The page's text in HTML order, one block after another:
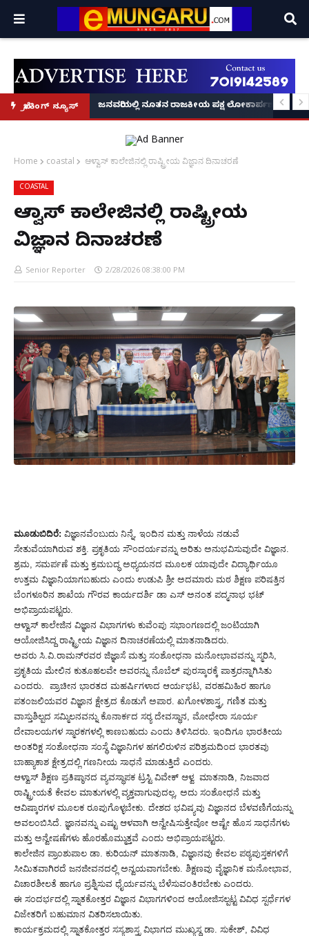
ಬ್ರೇಕಿಂಗ್ ನ್ಯೂಸ್
ಕಥೆ!
8 ಅಡಿಗೂ ಹೆಚ್ಚು ಉದ್ದದ ಕೂದಲು ಬೆಳೆಸಿ ಗಿನ್ನಿಸ್ ವಿಶ್ವ ದಾಖಲೆ ಬರೆದ ಭಾರತದ ರೇಣು
ಜನವರಿಯಲ್ಲಿ ನೂತನ ರಾಜಕೀಯ ಪಕ್ಷ ಲೋಕಾರ್ಪಣೆ – ನಟ
Home coastal ಆಳ್ವಾಸ್ ಕಾಲೇಜಿನಲ್ಲಿ ರಾಷ್ಟ್ರೀಯ ವಿಜ್ಞಾನ ದಿನಾಚರಣೆ
COASTAL
ಆಳ್ವಾಸ್ ಕಾಲೇಜಿನಲ್ಲಿ ರಾಷ್ಟ್ರೀಯ
ವಿಜ್ಞಾನ ದಿನಾಚರಣೆ
Senior Reporter 2/28/2026 08:38:00 PM
ಮೂಡುಬಿದಿರೆ: ವಿಜ್ಞಾನವೆಂಬುದು ನಿನ್ನೆ, ಇಂದಿನ ಮತ್ತು ನಾಳೆಯ ನಡುವೆ
ಸೇತುವೆಯಾಗಿರುವ ಶಕ್ತಿ. ಪ್ರಕೃತಿಯ ಸೌಂದರ್ಯವನ್ನು ಅರಿತು ಅನುಭವಿಸುವುದೇ ವಿಜ್ಞಾನ.
ಶ್ರಮ, ಸಮರ್ಪಣೆ ಮತ್ತು ಕ್ರಮಬದ್ಧ ಅಧ್ಯಯನದ ಮೂಲಕ ಯಾವುದೇ ವಿದ್ಯಾರ್ಥಿಯೂ
ಉತ್ತಮ ವಿಜ್ಞಾನಿಯಾಗಬಹುದು ಎಂದು ಉಡುಪಿ ಶ್ರೀ ಅದಮಾರು ಮಠ ಶಿಕ್ಷಣ ಪರಿಷತ್ತಿನ
ಬೆಂಗಳೂರಿನ ಶಾಖೆಯ ಗೌರವ ಕಾರ್ಯದರ್ಶಿ ಡಾ ಎಸ್ ಅನಂತ ಪದ್ಮನಾಭ ಭಟ್
ಅಭಿಪ್ರಾಯಪಟ್ಟರು.
ಆಳ್ವಾಸ್ ಕಾಲೇಜಿನ ವಿಜ್ಞಾನ ವಿಭಾಗಗಳು ಕುವೆಂಪು ಸಭಾಂಗಣದಲ್ಲಿ ಜಂಟಿಯಾಗಿ
ಆಯೋಜಿಸಿದ್ದ ರಾಷ್ಟ್ರೀಯ ವಿಜ್ಞಾನ ದಿನಾಚರಣೆಯಲ್ಲಿ ಮಾತನಾಡಿದರು.
ಅವರು ಸಿ.ವಿ.ರಾಮನ್‌ರವರ ಜಿಜ್ಞಾಸೆ ಮತ್ತು ಸಂಶೋಧನಾ ಮನೋಭಾವವನ್ನು ಸ್ಮರಿಸಿ,
ಪ್ರಕೃತಿಯ ಮೇಲಿನ ಕುತೂಹಲವೇ ಅವರನ್ನು ನೊಬೆಲ್ ಪುರಸ್ಕಾರಕ್ಕೆ ಪಾತ್ರರನ್ನಾಗಿಸಿತು
ಎಂದರು. ಪ್ರಾಚೀನ ಭಾರತದ ಮಹರ್ಷಿಗಳಾದ ಆರ್ಯಭಟ, ವರಹಮಿಹಿರ ಹಾಗೂ
ಪತಂಜಲಿಯವರ ವಿಜ್ಞಾನ ಕ್ಷೇತ್ರದ ಕೊಡುಗೆ ಅಪಾರ. ಖಗೋಳಶಾಸ್ತ್ರ, ಗಣಿತ ಮತ್ತು
ವಾಸ್ತುಶಿಲ್ಪದ ಸಮ್ಮಿಲನವನ್ನು ಕೊನಾರ್ಕದ ಸರ‍್ಯ ದೇವಸ್ಥಾನ, ಮೋಧೇರಾ ಸೂರ್ಯ
ದೇವಾಲಯಗಳ ಸ್ಮಾರಕಗಳಲ್ಲಿ ಕಾಣಬಹುದು ಎಂದು ತಿಳಿಸಿದರು. ಇಂದಿಗೂ ಭಾರತೀಯ
ಅಂತರಿಕ್ಷ ಸಂಶೋಧನಾ ಸಂಸ್ಥೆ ವಿಜ್ಞಾನಿಗಳ ಹಗಲಿರುಳಿನ ಪರಿಶ್ರಮದಿಂದ ಭಾರತವು
ಬಾಹ್ಯಾಕಾಶ ಕ್ಷೇತ್ರದಲ್ಲಿ ಗಣನೀಯ ಸಾಧನೆ ಮಾಡುತ್ತಿದೆ ಎಂದರು.
ಆಳ್ವಾಸ್ ಶಿಕ್ಷಣ ಪ್ರತಿಷ್ಠಾನದ ವ್ಯವಸ್ಥಾಪಕ ಟ್ರಸ್ಟಿ ವಿವೇಕ್ ಆಳ್ವ ಮಾತನಾಡಿ, ನಿಜವಾದ
ರಾಷ್ಟ್ರೀಯತೆ ಕೇವಲ ಮಾತುಗಳಲ್ಲಿ ವ್ಯಕ್ತವಾಗುವುದಲ್ಲ, ಅದು ಸಂಶೋಧನೆ ಮತ್ತು
ಆವಿಷ್ಕಾರಗಳ ಮೂಲಕ ರೂಪುಗೊಳ್ಳಬೇಕು. ದೇಶದ ಭವಿಷ್ಯವು ವಿಜ್ಞಾನದ ಬೆಳವಣಿಗೆಯನ್ನು
ಅವಲಂಬಿಸಿದೆ. ಜ್ಞಾನವನ್ನು ಎಷ್ಟು ಆಳವಾಗಿ ಅನ್ವೇಷಿಸುತ್ತೇವೋ ಅಷ್ಟೇ ಹೊಸ ಸಾಧನೆಗಳು
ಮತ್ತು ಅನ್ವೇಷಣೆಗಳು ಹೊರಹೊಮ್ಮುತ್ತವೆ ಎಂದು ಅಭಿಪ್ರಾಯಪಟ್ಟರು.
ಕಾಲೇಜಿನ ಪ್ರಾಂಶುಪಾಲ ಡಾ. ಕುರಿಯನ್ ಮಾತನಾಡಿ, ವಿಜ್ಞಾನವು ಕೇವಲ ಪಠ್ಯಪುಸ್ತಕಗಳಿಗೆ
ಸೀಮಿತವಾಗಿರದೆ ಜನಜೀವನದಲ್ಲಿ ಅನ್ವಯವಾಗಬೇಕು. ಶಿಕ್ಷಣವು ವೈಜ್ಞಾನಿಕ ಮನೋಭಾವ,
ವಿಚಾರಶೀಲತೆ ಹಾಗೂ ಪ್ರಶ್ನಿಸುವ ಧೈರ್ಯವನ್ನು ಬೆಳೆಸುವಂತಿರಬೇಕು ಎಂದರು.
ಈ ಸಂದರ್ಭದಲ್ಲಿ ಸ್ನಾತಕೋತ್ತರ ವಿಜ್ಞಾನ ವಿಭಾಗಗಳಿಂದ ಆಯೋಜಿಸಲ್ಪಟ್ಟ ವಿವಿಧ ಸ್ಪರ್ಧೆಗಳ
ವಿಜೇತರಿಗೆ ಬಹುಮಾನ ವಿತರಿಸಲಾಯಿತು.
ಕಾರ್ಯಕ್ರಮದಲ್ಲಿ ಸ್ನಾತಕೋತ್ತರ ಸಸ್ಯಶಾಸ್ತ್ರ ವಿಭಾಗದ ಮುಖ್ಯಸ್ಥ ಡಾ. ಸುಕೇಶ್, ವಿವಿಧ